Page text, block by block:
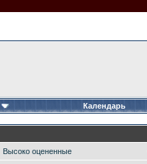
Календарь
Высоко оцененные